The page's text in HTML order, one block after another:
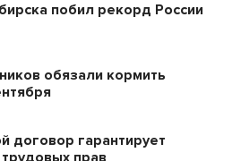
побил рекорд России
обязали кормить
договор гарантирует